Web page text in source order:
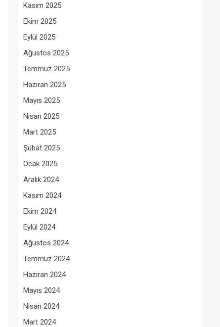
Kasım 2025
Ekim 2025
Eylül 2025
Ağustos 2025
Temmuz 2025
Haziran 2025
Mayıs 2025
Nisan 2025
Mart 2025
Şubat 2025
Ocak 2025
Aralık 2024
Kasım 2024
Ekim 2024
Eylül 2024
Ağustos 2024
Temmuz 2024
Haziran 2024
Mayıs 2024
Nisan 2024
Mart 2024